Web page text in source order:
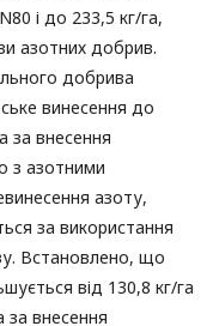
і до 233,5 кг/га,
азотних добрив.
добрива
винесення до
за внесення
з азотними
азоту,
за використання
Встановлено, що
від 130,8 кг/га
за внесення